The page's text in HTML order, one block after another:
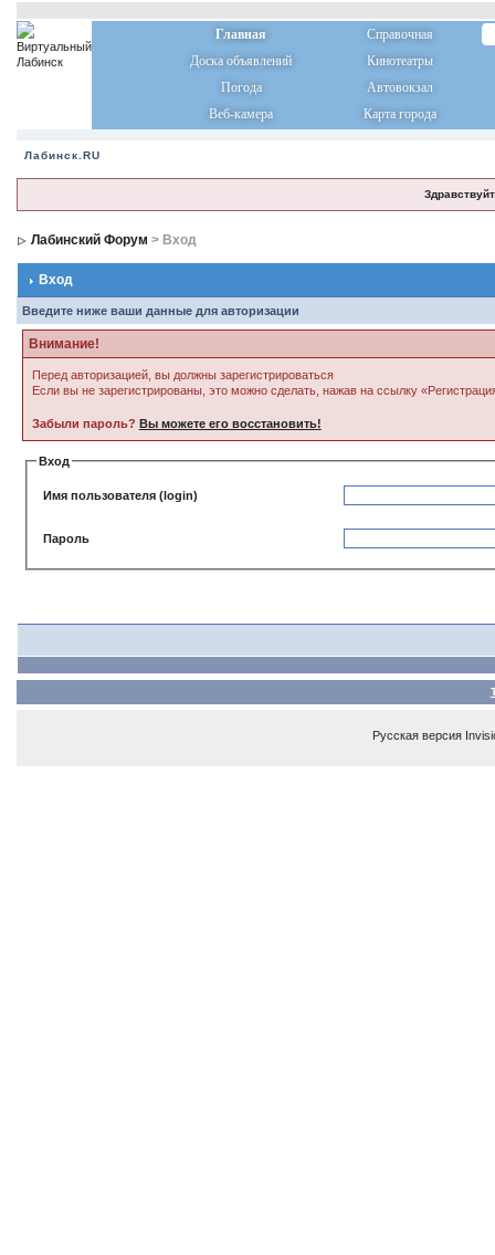
Главная
Справочная
Доска объявлений
Кинотеатры
Погода
Автовокзал
Веб-камера
Карта города
Лабинск.RU
Лабинский Форум > Вход
Вход
Введите ниже ваши данные для авторизации
Внимание!
Перед авторизацией, вы должны зарегистрироваться
Если вы не зарегистрированы, это можно сделать, нажав на ссылку
Забыли пароль? Вы можете его восстановить!
Вход
Имя пользователя (login)
Пароль
Русская версия